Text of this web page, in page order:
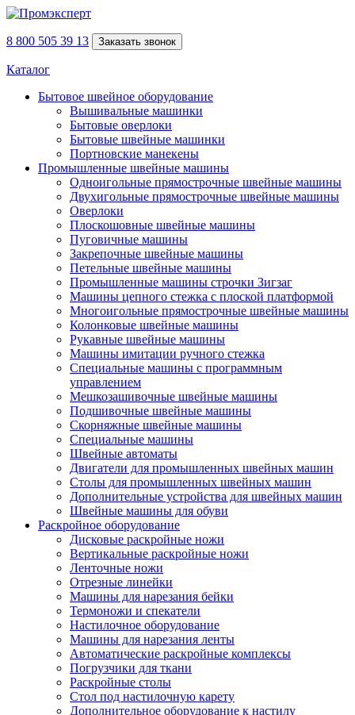
8 800 505 39 13 Заказать звонок
Каталог
Бытовое швейное оборудование
Вышивальные машинки
Бытовые оверлоки
Бытовые швейные машинки
Портновские манекены
Промышленные швейные машины
Одноигольные прямострочные швейные машины
Двухигольные прямострочные швейные машины
Оверлоки
Плоскошовные швейные машины
Пуговичные машины
Закрепочные швейные машины
Петельные швейные машины
Промышленные машины строчки Зигзаг
Машины цепного стежка с плоской платформой
Многоигольные прямострочные швейные машины
Колонковые швейные машины
Рукавные швейные машины
Машины имитации ручного стежка
Специальные машины с программным
управлением
Мешкозашивочные швейные машины
Подшивочные швейные машины
Скорняжные швейные машины
Специальные машины
Швейные автоматы
Двигатели для промышленных швейных машин
Столы для промышленных швейных машин
Дополнительные устройства для швейных машин
Швейные машины для обуви
Раскройное оборудование
Дисковые раскройные ножи
Вертикальные раскройные ножи
Ленточные ножи
Отрезные линейки
Машины для нарезания бейки
Термоножи и спекатели
Настилочное оборудование
Машины для нарезания ленты
Автоматические раскройные комплексы
Погрузчики для ткани
Раскройные столы
Стол под настилочную карету
Дополнительное оборудование к настилу